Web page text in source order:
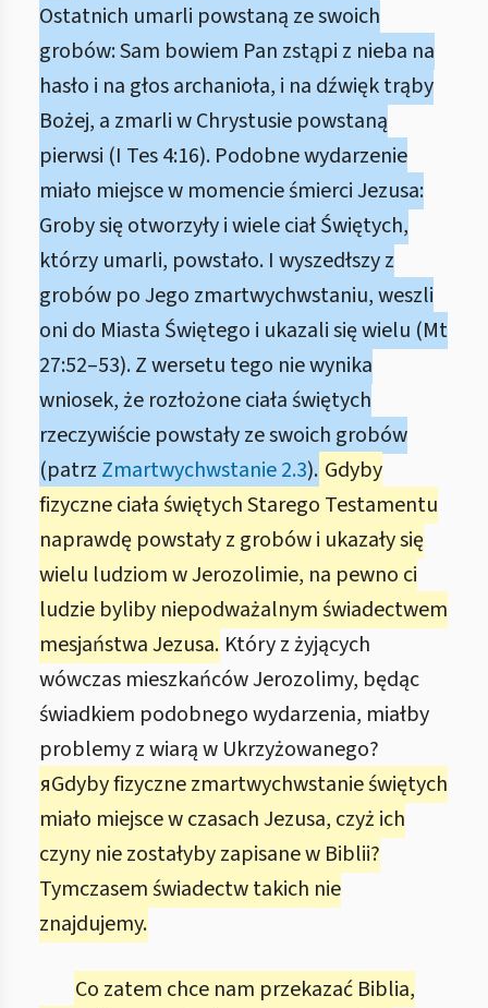
Ostatnich umarli powstaną ze swoich
grobów: Sam bowiem Pan zstąpi z nieba na
hasło i na głos archanioła, i na dźwięk trąby
Bożej, a zmarli w Chrystusie powstaną
pierwsi (I Tes 4:16). Podobne wydarzenie
miało miejsce w momencie śmierci Jezusa:
Groby się otworzyły i wiele ciał Świętych,
którzy umarli, powstało. I wyszedłszy z
grobów po Jego zmartwychwstaniu, weszli
oni do Miasta Świętego i ukazali się wielu (Mt
27:52–53). Z wersetu tego nie wynika
wniosek, że rozłożone ciała świętych
rzeczywiście powstały ze swoich grobów
(patrz Zmartwychwstanie 2.3). Gdyby
fizyczne ciała świętych Starego Testamentu
naprawdę powstały z grobów i ukazały się
wielu ludziom w Jerozolimie, na pewno ci
ludzie byliby niepodważalnym świadectwem
mesjaństwa Jezusa. Który z żyjących
wówczas mieszkańców Jerozolimy, będąc
świadkiem podobnego wydarzenia, miałby
problemy z wiarą w Ukrzyżowanego?
яGdyby fizyczne zmartwychwstanie świętych
miało miejsce w czasach Jezusa, czyż ich
czyny nie zostałyby zapisane w Biblii?
Tymczasem świadectw takich nie
znajdujemy.
Co zatem chce nam przekazać Biblia,